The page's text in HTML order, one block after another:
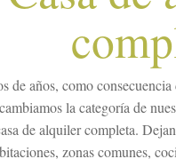
de años, como
la categoría de
de alquiler completa.
zonas comunes,